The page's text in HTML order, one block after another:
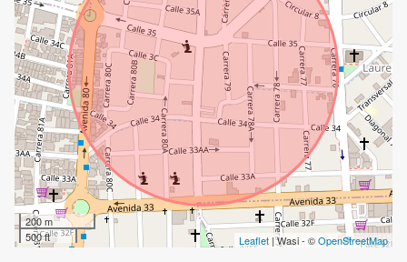
200 m
500 ft
Leaflet | Wasi - ©OpenStreetMap